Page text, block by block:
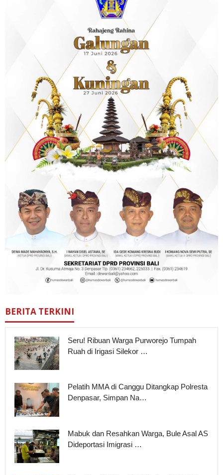
BERITA TERKINI
Seru! Ribuan Warga Purworejo Tumpah
Ruah di Irigasi Silekor …
Pelatih MMA di Canggu Ditangkap Polresta
Denpasar, Simpan Na…
Mabuk dan Resahkan Warga, Bule Asal AS
Dideportasi Imigrasi …